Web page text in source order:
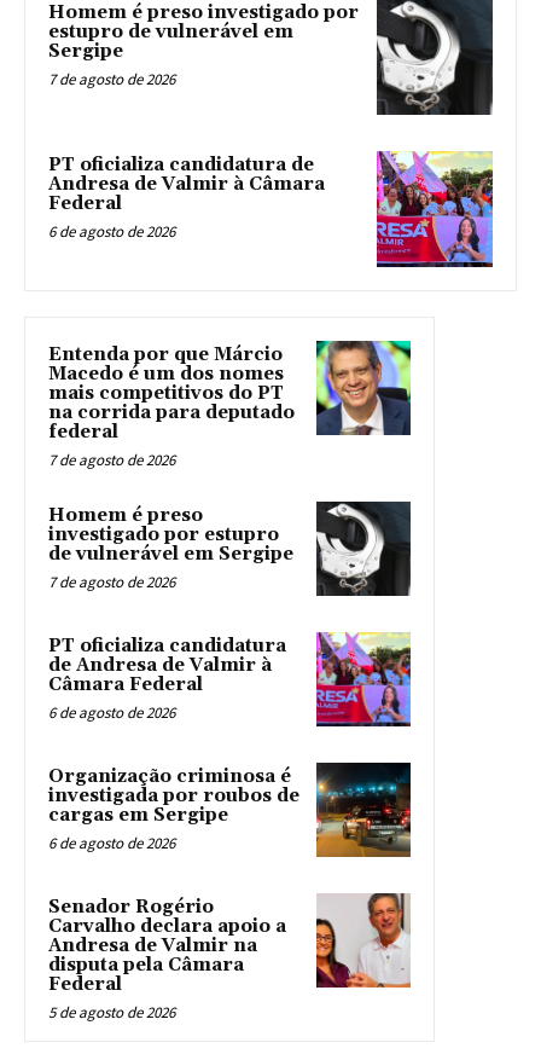
Homem é preso investigado por
estupro de vulnerável em
Sergipe
7 de agosto de 2026
PT oficializa candidatura de
Andresa de Valmir à Câmara
Federal
6 de agosto de 2026
Entenda por que Márcio
Macedo é um dos nomes
mais competitivos do PT
na corrida para deputado
federal
7 de agosto de 2026
Homem é preso
investigado por estupro
de vulnerável em Sergipe
7 de agosto de 2026
PT oficializa candidatura
de Andresa de Valmir à
Câmara Federal
6 de agosto de 2026
Organização criminosa é
investigada por roubos de
cargas em Sergipe
6 de agosto de 2026
Senador Rogério
Carvalho declara apoio a
Andresa de Valmir na
disputa pela Câmara
Federal
5 de agosto de 2026